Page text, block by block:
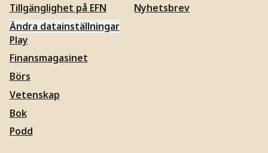
Tillgänglighet på EFN
Ändra datainställningar
Nyhetsbrev
Play
Finansmagasinet
Börs
Vetenskap
Bok
Podd